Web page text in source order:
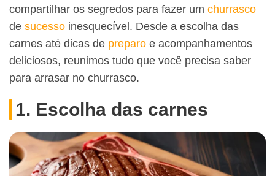
compartilhar os segredos para fazer um churrasco
de sucesso inesquecível. Desde a escolha das
carnes até dicas de preparo e acompanhamentos
deliciosos, reunimos tudo que você precisa saber
para arrasar no churrasco.
1. Escolha das carnes